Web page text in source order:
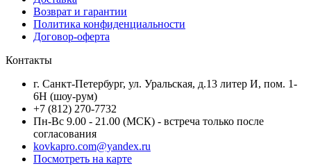
Возврат и гарантии
Политика конфиденциальности
Договор-оферта
Контакты
г. Санкт-Петербург, ул. Уральская, д.13 литер И, пом. 1-
6Н (шоу-рум)
+7 (812) 270-7732
Пн-Вс 9.00 - 21.00 (МСК) - встреча только после
согласования
kovkapro.com@yandex.ru
Посмотреть на карте